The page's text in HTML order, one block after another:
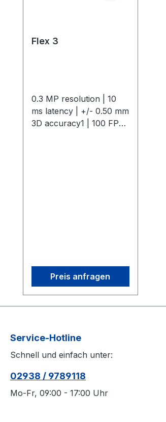
Flex 3
0.3 MP resolution | 10
ms latency | +/- 0.50 mm
3D accuracy1 | 100 FPS
provide flexible, precise
tracking in any
environment. Start small
and expand as needed
continuous, automatic
calibration. 3D accuracy
a 30'×30' (9m×9m)
tracking area. Range is
Preis anfragen
Service-Hotline
Schnell und einfach unter:
02938 / 9789118
Mo-Fr, 09:00 - 17:00 Uhr